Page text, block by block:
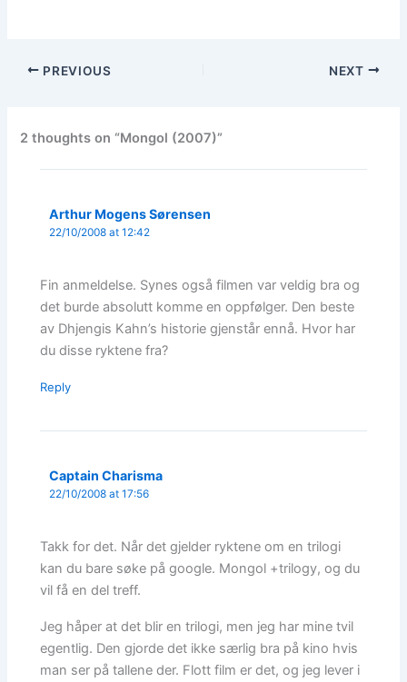
PREVIOUS NEXT
2 thoughts on “Mongol (2007)”
Arthur Mogens Sørensen
22/10/2008 at 12:42
Fin anmeldelse. Synes også filmen var veldig bra og
det burde absolutt komme en oppfølger. Den beste
av Dhjengis Kahn’s historie gjenstår ennå. Hvor har
du disse ryktene fra?
Reply
Captain Charisma
22/10/2008 at 17:56
Takk for det. Når det gjelder ryktene om en trilogi
kan du bare søke på google. Mongol +trilogy, og du
vil få en del treff.
Jeg håper at det blir en trilogi, men jeg har mine tvil
egentlig. Den gjorde det ikke særlig bra på kino hvis
man ser på tallene der. Flott film er det, og jeg lever i